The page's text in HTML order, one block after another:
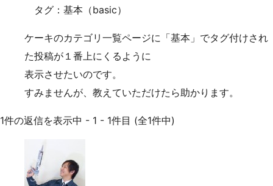
タグ：基本（basic）
ケーキのカテゴリ一覧ページに「基本」でタグ付けされ
た投稿が１番上にくるように
表示させたいのです。
すみませんが、教えていただけたら助かります。
1件の返信を表示中 - 1 - 1件目 (全1件中)